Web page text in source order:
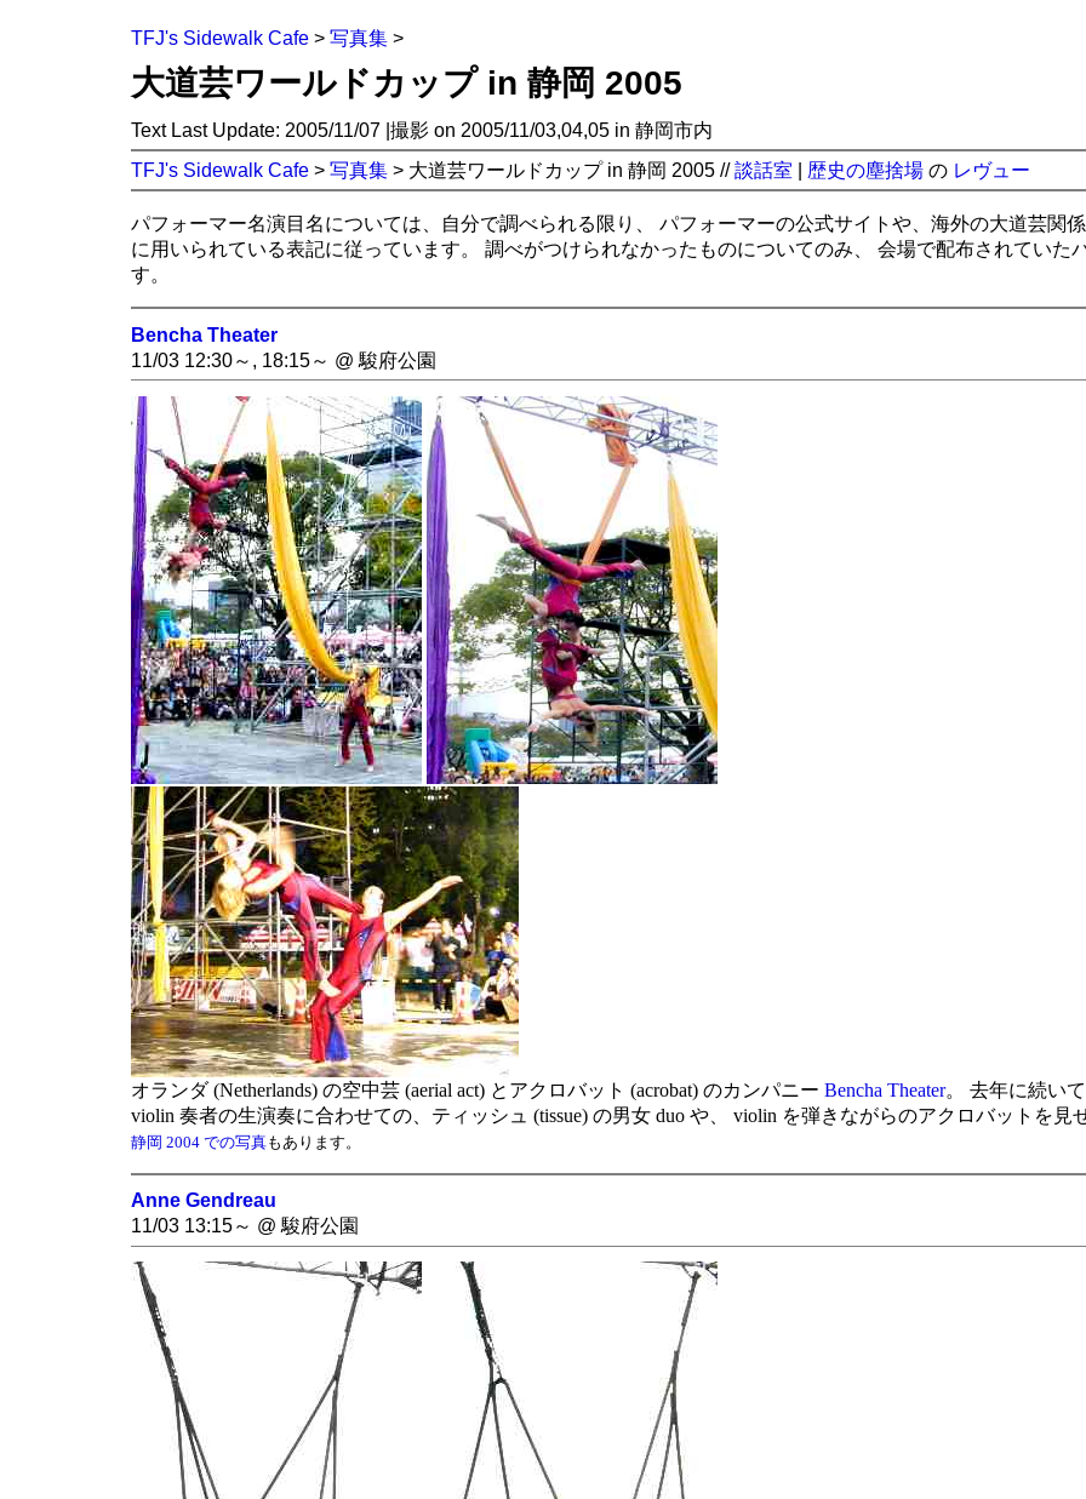
TFJ's Sidewalk Cafe> 写真集>
大道芸ワールドカップ in 静岡 2005
Text Last Update: 2005/11/07 |撮影 on 2005/11/03,04,05 in 静岡市内
TFJ's Sidewalk Cafe> 写真集> 大道芸ワールドカップ in 静岡 2005 //談話室 歴史の塵捨場の レヴュー
パフォーマー名演目名については、自分で調べられる限り、 パフォーマーの公式サイトや、海外の大道芸関
に用いられている表記に従っています。 調べがつけられなかったものについてのみ、 会場で配布されていた
す。
Bencha Theater
11/03 12:30～, 18:15～ @ 駿府公園
オランダ (Netherlands) の空中芸 (aerial act) とアクロバット (acrobat) のカンパニー Bencha Theater。 去年に続い
violin 奏者の生演奏に合わせての、ティッシュ (tissue) の男女 duo や、 violin を弾きながらのアクロバットを見
静岡 2004 での写真もあります。
Anne Gendreau
11/03 13:15～ @ 駿府公園